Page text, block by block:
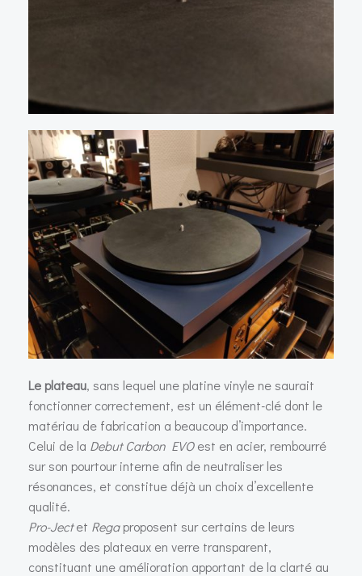
Le plateau, sans lequel une platine vinyle ne saurait
fonctionner correctement, est un élément-clé dont le
matériau de fabrication a beaucoup d’importance.
Celui de la Debut Carbon EVOest en acier, rembourré
sur son pourtour interne afin de neutraliser les
résonances, et constitue déjà un choix d’excellente
qualité.
Pro-Jectet Regaproposent sur certains de leurs
modèles des plateaux en verre transparent,
constituant une amélioration apportant de la clarté au